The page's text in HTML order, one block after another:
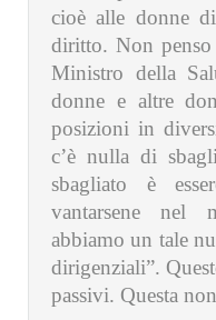
cioè alle donne
diritto. Non
Ministro della
donne e altre
posizioni in
c’è nulla di
sbagliato è
vantarsene nel
abbiamo un tale
dirigenziali”.
passivi. Questa